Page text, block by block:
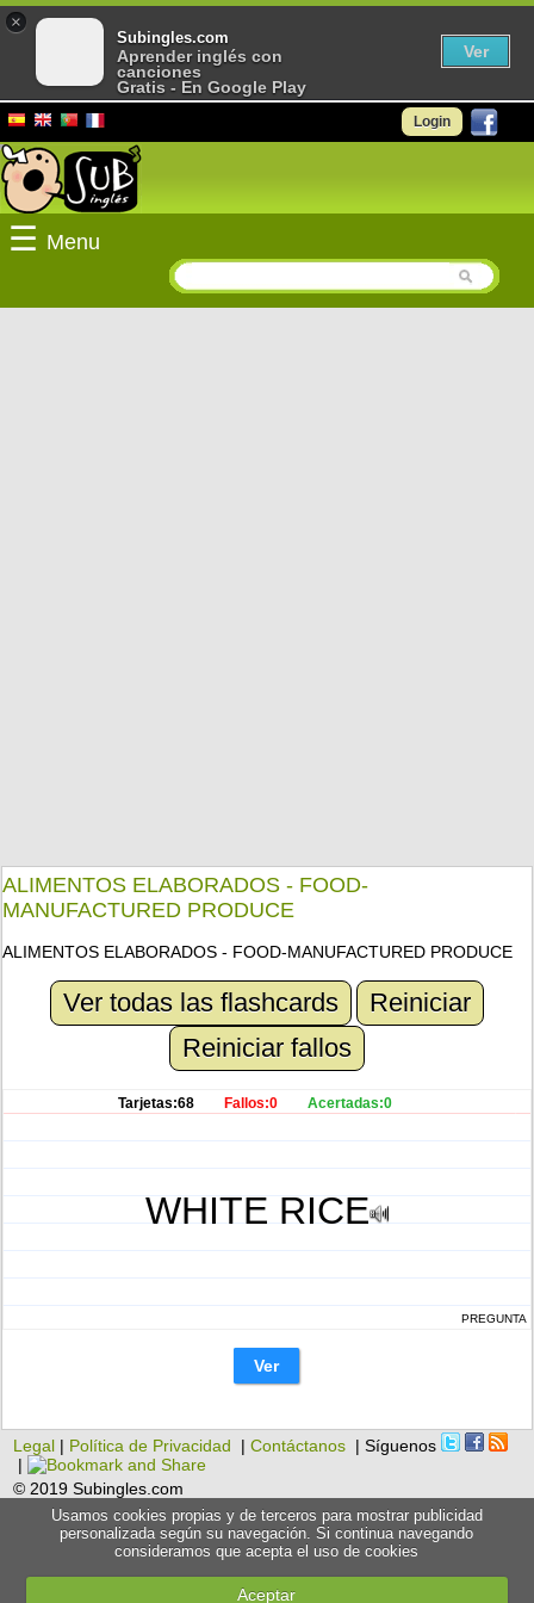
Login
☰ Menu
ALIMENTOS ELABORADOS - FOOD-
MANUFACTURED PRODUCE
ALIMENTOS ELABORADOS - FOOD-MANUFACTURED PRODUCE
Ver todas las flashcards
Reiniciar
Reiniciar fallos
Tarjetas:68 Fallos:0 Acertadas:0
WHITE RICE
PREGUNTA
Ver
Legal | Política de Privacidad |Contáctanos | Síguenos
|
© 2019 Subingles.com
Usamos cookies propias y de terceros para mostrar publicidad
personalizada según su navegación. Si continua navegando
consideramos que acepta el uso de cookies
Aceptar
×
Subingles.com
Aprender inglés con
canciones
Gratis - En Google Play
Ver